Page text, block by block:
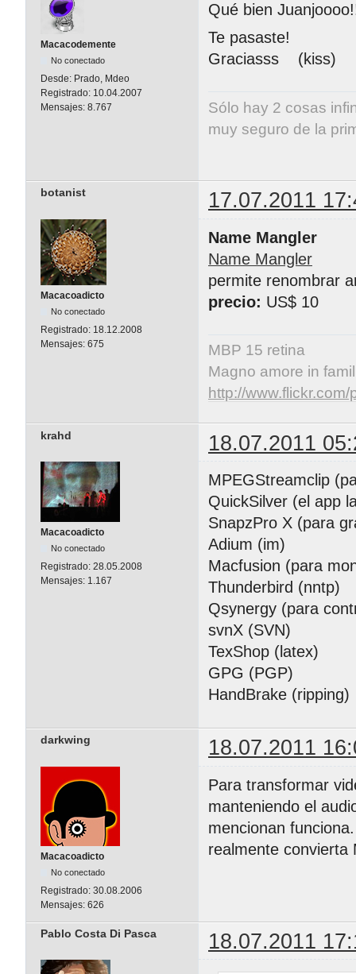
Macacodemente
No conectado
Desde: Prado, Mdeo
Registrado: 10.04.2007
Mensajes: 8.767
Qué bien
Te pasaste!
Graciasss (kiss)
Sólo hay 2 cosas
muy seguro de la
botanist 17.07.2011
Macacoadicto
No conectado
Registrado: 18.12.2008
Mensajes: 675
Name Mangler
Name Mangler
permite renombrar
precio: US$ 10
MBP 15 retina
Magno amore in
http://
krahd 18.07.2011
Macacoadicto
No conectado
Registrado: 28.05.2008
Mensajes: 1.167
MPEGStreamclip
QuickSilver (el app
SnapzPro X (para
Adium (im)
Macfusion (para
Thunderbird (nntp)
Qsynergy (para
svnX (SVN)
TexShop (latex)
GPG (PGP)
HandBrake (ripping)
darkwing 18.07.2011
Macacoadicto
No conectado
Registrado: 30.08.2006
Mensajes: 626
Para transformar
manteniendo el
mencionan
realmente convierta
Pablo Costa Di Pasca 18.07.2011